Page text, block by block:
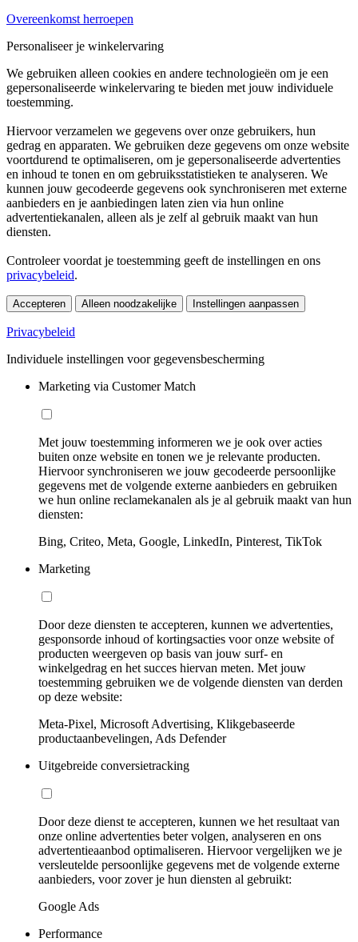
Overeenkomst herroepen
Personaliseer je winkelervaring
We gebruiken alleen cookies en andere technologieën om je een
gepersonaliseerde winkelervaring te bieden met jouw individuele
toestemming.
Hiervoor verzamelen we gegevens over onze gebruikers, hun
gedrag en apparaten. We gebruiken deze gegevens om onze website
voortdurend te optimaliseren, om je gepersonaliseerde advertenties
en inhoud te tonen en om gebruiksstatistieken te analyseren. We
kunnen jouw gecodeerde gegevens ook synchroniseren met externe
aanbieders en je aanbiedingen laten zien via hun online
advertentiekanalen, alleen als je zelf al gebruik maakt van hun
diensten.
Controleer voordat je toestemming geeft de instellingen en ons
privacybeleid.
Accepteren Alleen noodzakelijke Instellingen aanpassen
Privacybeleid
Individuele instellingen voor gegevensbescherming
Marketing via Customer Match
Met jouw toestemming informeren we je ook over acties
buiten onze website en tonen we je relevante producten.
Hiervoor synchroniseren we jouw gecodeerde persoonlijke
gegevens met de volgende externe aanbieders en gebruiken
we hun online reclamekanalen als je al gebruik maakt van hun
diensten:
Bing, Criteo, Meta, Google, LinkedIn, Pinterest, TikTok
Marketing
Door deze diensten te accepteren, kunnen we advertenties,
gesponsorde inhoud of kortingsacties voor onze website of
producten weergeven op basis van jouw surf- en
winkelgedrag en het succes hiervan meten. Met jouw
toestemming gebruiken we de volgende diensten van derden
op deze website:
Meta-Pixel, Microsoft Advertising, Klikgebaseerde
productaanbevelingen, Ads Defender
Uitgebreide conversietracking
Door deze dienst te accepteren, kunnen we het resultaat van
onze online advertenties beter volgen, analyseren en ons
advertentieaanbod optimaliseren. Hiervoor vergelijken we je
versleutelde persoonlijke gegevens met de volgende externe
aanbieders, voor zover je hun diensten al gebruikt:
Google Ads
Performance